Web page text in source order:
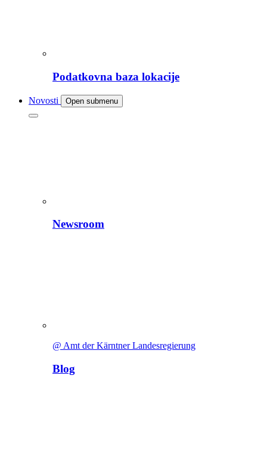
Podatkovna baza lokacije
Novosti Open submenu
Newsroom
@ Amt der Kärntner Landesregierung
Blog